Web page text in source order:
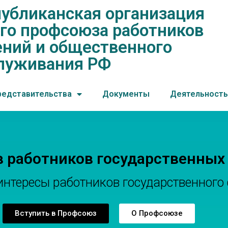
организация
и общественного
организация
профсоюза работников
и общественного
РФ
Документы Деятельность
работников государственного
Вступить в Профсоюз О Профсоюзе